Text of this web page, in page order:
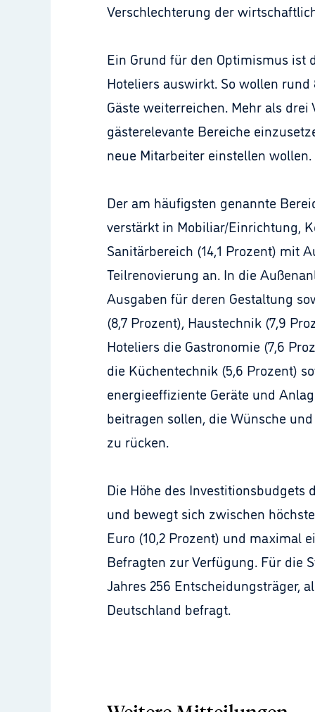
Verschlechterung der
Ein Grund für den Optimismus ist
Hoteliers auswirkt. So wollen
Gäste weiterreichen. Mehr als
gästerelevante Bereiche
neue Mitarbeiter einstellen wollen.
Der am häufigsten genannte
verstärkt in Mobiliar/Einrichtung,
Sanitärbereich (14,1 Prozent) mit
Teilrenovierung an. In die
Ausgaben für deren Gestaltung
(8,7 Prozent), Haustechnik (7,9
Hoteliers die Gastronomie (7,6
die Küchentechnik (5,6 Prozent)
energieeffiziente Geräte und
beitragen sollen, die Wünsche
zu rücken.
Die Höhe des
und bewegt sich zwischen
Euro (10,2 Prozent) und maximal
Befragten zur Verfügung. Für die
Jahres 256 Entscheidungsträger,
Deutschland befragt.